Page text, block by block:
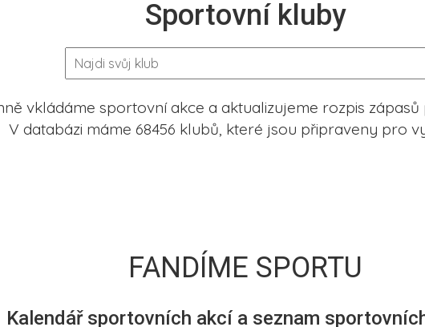
Sportovní kluby
vkládáme sportovní akce a aktualizujeme rozpis
V databázi máme 68456 klubů, které jsou připraveny pro
FANDÍME SPORTU
Kalendář sportovních akcí a seznam